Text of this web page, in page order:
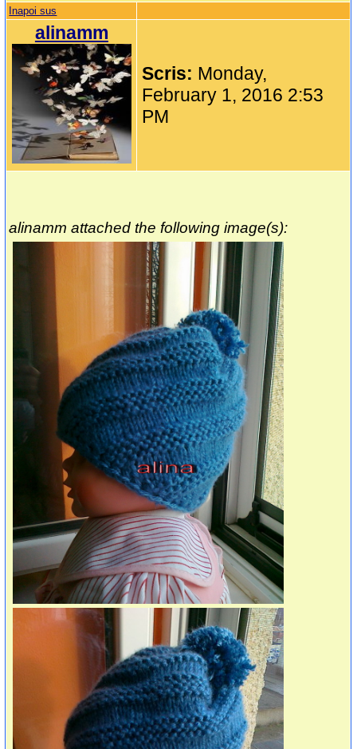
Inapoi sus
alinamm
Scris: Monday,
February 1, 2016 2:53
PM
alinamm attached the following image(s):